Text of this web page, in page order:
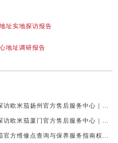
址实地探访报告
地址调研报告